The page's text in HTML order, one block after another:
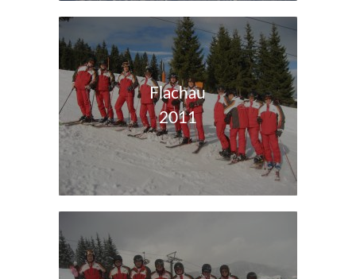
Flachau
2011